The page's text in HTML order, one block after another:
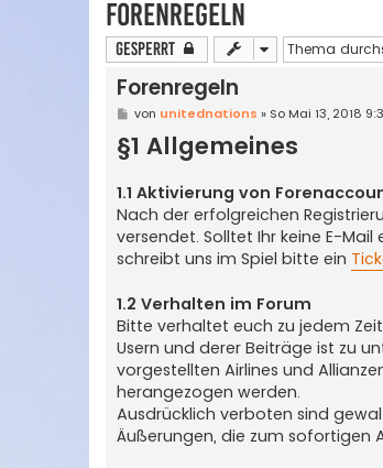
Forenregeln
Gesperrt
Forenregeln
B
i
t
a
g
von unitednations » So Mai 13, 2018
§1 Allgemeines
1.1 Aktivierung von
Nach der erfolgreichen
versendet. Solltet Ihr keine E-
schreibt uns im Spiel bitte ein
1.2 Verhalten im Forum
Bitte verhaltet euch zu jedem
Usern und derer Beiträge ist zu
vorgestellten Airlines und
herangezogen werden.
Ausdrücklich verboten sind
Äußerungen, die zum sofortigen